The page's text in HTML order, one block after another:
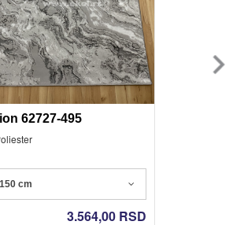
62727-495
cm
3.564,00 RSD